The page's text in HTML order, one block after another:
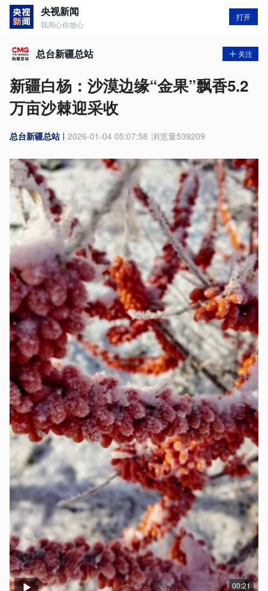
央视新闻
我用心你放心
打开
总台新疆总站 关注
新疆白杨：沙漠边缘“金果”飘香5.2
万亩沙棘迎采收
总台新疆总站 2026-01-04 05:07:58 浏览量539209
00:21